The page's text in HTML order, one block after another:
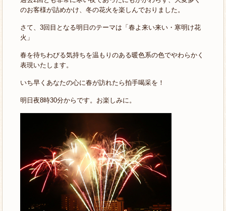
のお客様が詰めかけ、冬の花火を楽しんでおりました。
さて、3回目となる明日のテーマは「春よ来い来い・寒明け花
火」
春を待ちわびる気持ちを温もりのある暖色系の色でやわらかく
表現いたします。
いち早くあなたの心に春が訪れたら拍手喝采を！
明日夜8時30分からです。お楽しみに。